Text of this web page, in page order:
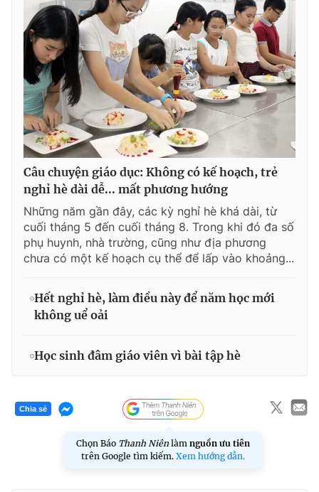
Câu chuyện giáo dục: Không có kế hoạch, trẻ
nghỉ hè dài dễ... mất phương hướng
Những năm gần đây, các kỳ nghỉ hè khá dài, từ
cuối tháng 5 đến cuối tháng 8. Trong khi đó đa số
phụ huynh, nhà trường, cũng như địa phương
chưa có một kế hoạch cụ thể để lấp vào khoảng...
Hết nghỉ hè, làm điều này để năm học mới
không uể oải
Học sinh đâm giáo viên vì bài tập hè
Chia sẻ
Chọn Báo Thanh Niên làm nguồn ưu tiên
trên Google tìm kiếm. Xem hướng dẫn.